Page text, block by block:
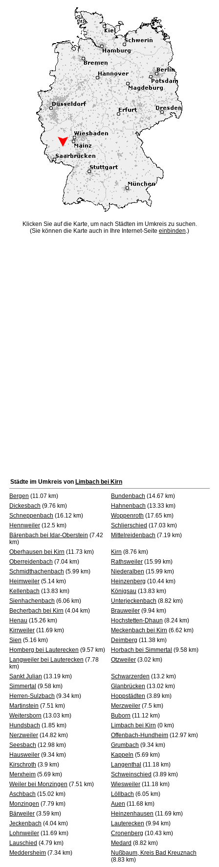
Klicken Sie auf die Karte, um nach Städten im Umkreis zu suchen.
(Sie können die Karte auch in Ihre Internet-Seite einbinden.)
Städte im Umkreis von Limbach bei Kirn
Bergen (11.07 km) Bundenbach (14.67 km)
Dickesbach (9.76 km) Hahnenbach (13.33 km)
Schneppenbach (16.12 km) Woppenroth (17.65 km)
Hennweiler (12.5 km) Schlierschied (17.03 km)
Bärenbach bei Idar-Oberstein (7.42
km)
Mittelreidenbach (7.19 km)
Oberhausen bei Kirn (11.73 km) Kirn (8.76 km)
Oberreidenbach (7.04 km) Rathsweiler (15.99 km)
Schmidthachenbach (5.99 km) Niederalben (15.99 km)
Heimweiler (5.14 km) Heinzenberg (10.44 km)
Kellenbach (13.83 km) Königsau (13.83 km)
Sienhachenbach (6.06 km) Unterjeckenbach (8.82 km)
Becherbach bei Kirn (4.04 km) Brauweiler (9.94 km)
Henau (15.26 km) Hochstetten-Dhaun (8.24 km)
Kirrweiler (11.69 km) Meckenbach bei Kirn (6.62 km)
Sien (5.16 km) Deimberg (11.38 km)
Homberg bei Lauterecken (9.57 km) Horbach bei Simmertal (9.58 km)
Langweiler bei Lauterecken (7.78
km)
Otzweiler (3.02 km)
Sankt Julian (13.19 km) Schwarzerden (13.2 km)
Simmertal (9.58 km) Glanbrücken (13.02 km)
Herren-Sulzbach (9.34 km) Hoppstädten (3.89 km)
Martinstein (7.51 km) Merzweiler (7.5 km)
Weitersborn (13.03 km) Buborn (11.12 km)
Hundsbach (1.85 km) Limbach bei Kirn (0 km)
Nerzweiler (14.82 km) Offenbach-Hundheim (12.97 km)
Seesbach (12.98 km) Grumbach (9.34 km)
Hausweiler (9.34 km) Kappeln (5.69 km)
Kirschroth (3.9 km) Langenthal (11.18 km)
Merxheim (5.69 km) Schweinschied (3.89 km)
Weiler bei Monzingen (7.51 km) Wiesweiler (11.18 km)
Aschbach (15.02 km) Löllbach (6.05 km)
Monzingen (7.79 km) Auen (11.68 km)
Bärweiler (3.59 km) Heinzenhausen (11.69 km)
Jeckenbach (4.04 km) Lauterecken (9.94 km)
Lohnweiler (11.69 km) Cronenberg (10.43 km)
Lauschied (4.79 km) Medard (8.82 km)
Meddersheim (7.34 km)
Nußbaum, Kreis Bad Kreuznach
(8.83 km)